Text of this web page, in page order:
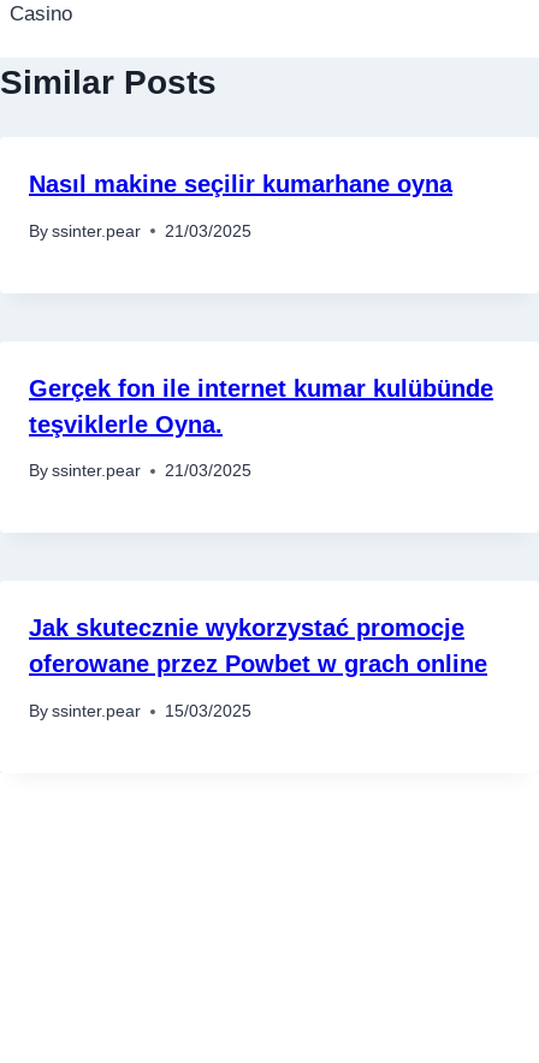
Casino
Similar Posts
Nasıl makine seçilir kumarhane oyna
By ssinter.pear 21/03/2025
Gerçek fon ile internet kumar kulübünde
teşviklerle Oyna.
By ssinter.pear 21/03/2025
Jak skutecznie wykorzystać promocje
oferowane przez Powbet w grach online
By ssinter.pear 15/03/2025